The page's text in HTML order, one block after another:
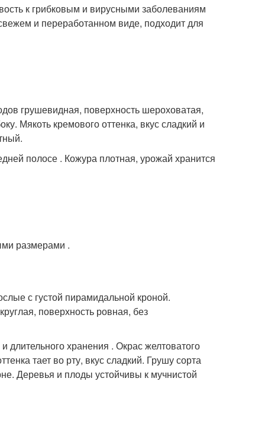
к грибковым и вирусными заболеваниям
и переработанном виде, подходит для
грушевидная, поверхность шероховатая,
Мякоть кремового оттенка, вкус сладкий и
полосе . Кожура плотная, урожай хранится
размерами .
с густой пирамидальной кроной.
поверхность ровная, без
длительного хранения . Окрас желтоватого
тает во рту, вкус сладкий. Грушу сорта
Деревья и плоды устойчивы к мучнистой